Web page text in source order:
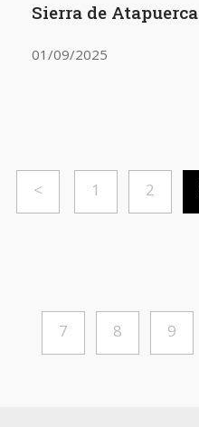
Sierra de Atapuerca
01/09/2025
< 1 2
7 8 9